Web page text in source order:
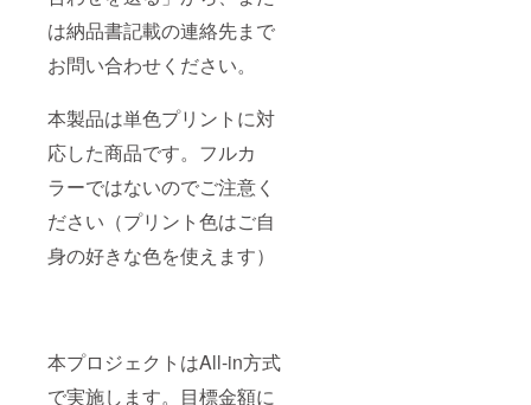
は納品書記載の連絡先まで
お問い合わせください。
本製品は単色プリントに対
応した商品です。フルカ
ラーではないのでご注意く
ださい（プリント色はご自
身の好きな色を使えます）
本プロジェクトはAll-in方式
で実施します。目標金額に